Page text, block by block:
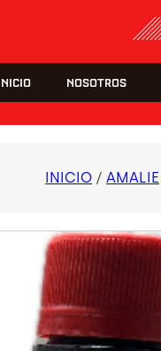
NOSOTROS
INICIO / AMALIE